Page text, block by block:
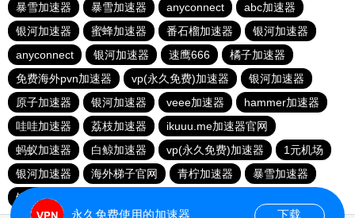
暴雪加速器
暴雪加速器 anyconnect
abc加速器
银河加速器
蜜蜂加速器 番石榴加速器
银河加速器
anyconnect
银河加速器 速鹰666
橘子加速器
免费海外pvn加速器
vp(永久免费)加速器
银河加速器
原子加速器
银河加速器 veee加速器
hammer加速器
哇哇加速器
荔枝加速器
ikuuu.me加速器官网
蚂蚁加速器
白鲸加速器 vp(永久免费)加速器
1元机场
银河加速器
海外梯子官网 青柠加速器
暴雪加速器
银河加速器
永久免费使用的加速器 下载